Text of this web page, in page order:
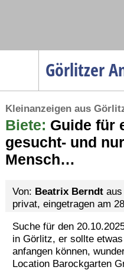
Görlitzer
Menüpunkte
Politik
Gesellschaft
Wirtschaft
Verkehr
Gesundheit
Kultur
Sport
Kleinanzeigen aus
Biete: Guide für
gesucht- und
Mensch…
Von: Beatrix Berndtaus
privat, eingetragen am
Suche für den
in Görlitz, er sollte
anfangen können,
Location Barockgarten